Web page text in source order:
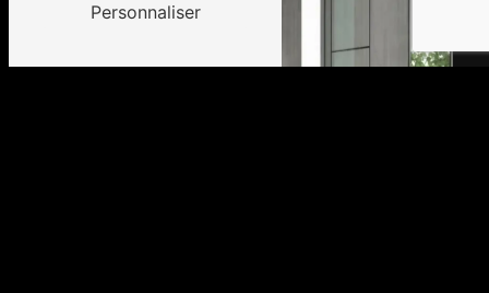
Personnaliser